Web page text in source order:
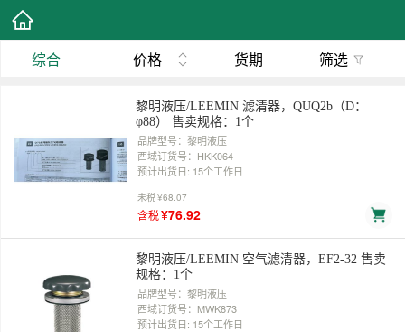
综合 价格 货期 筛选
黎明液压/LEEMIN 滤清器，QUQ2b（D：
φ88） 售卖规格：1个
品牌型号：黎明液压
西域订货号：HKK064
预计出货日: 15个工作日
未税¥68.07
含税¥76.92
黎明液压/LEEMIN 空气滤清器，EF2-32 售卖
规格：1个
品牌型号：黎明液压
西域订货号：MWK873
预计出货日: 15个工作日